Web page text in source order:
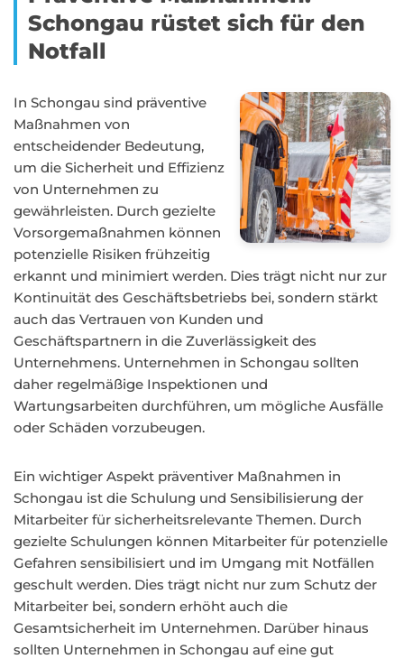
Schongau rüstet sich für den
Notfall
In Schongau sind präventive
Maßnahmen von
entscheidender Bedeutung,
um die Sicherheit und Effizienz
von Unternehmen zu
gewährleisten. Durch gezielte
Vorsorgemaßnahmen können
potenzielle Risiken frühzeitig
erkannt und minimiert werden. Dies trägt nicht nur zur
Kontinuität des Geschäftsbetriebs bei, sondern stärkt
auch das Vertrauen von Kunden und
Geschäftspartnern in die Zuverlässigkeit des
Unternehmens. Unternehmen in Schongau sollten
daher regelmäßige Inspektionen und
Wartungsarbeiten durchführen, um mögliche Ausfälle
oder Schäden vorzubeugen.
Ein wichtiger Aspekt präventiver Maßnahmen in
Schongau ist die Schulung und Sensibilisierung der
Mitarbeiter für sicherheitsrelevante Themen. Durch
gezielte Schulungen können Mitarbeiter für potenzielle
Gefahren sensibilisiert und im Umgang mit Notfällen
geschult werden. Dies trägt nicht nur zum Schutz der
Mitarbeiter bei, sondern erhöht auch die
Gesamtsicherheit im Unternehmen. Darüber hinaus
sollten Unternehmen in Schongau auf eine gut